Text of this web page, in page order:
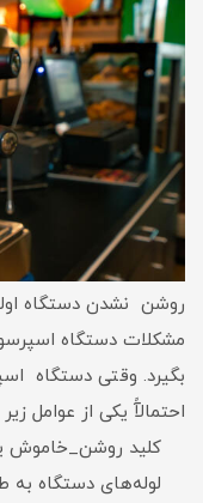
روشن نشدن دستگاه
مشکلات دستگاه
بگیرد. وقتی دستگاه
احتمالآً یکی از عوامل
کلید روشن_خاموش
لوله‌های دستگاه به